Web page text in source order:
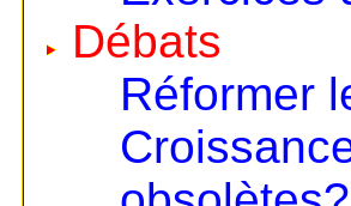
Débats
Réformer